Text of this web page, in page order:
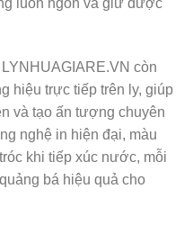
luôn ngon và giữ được
còn
hiệu trực tiếp trên ly, giúp
và tạo ấn tượng chuyên
nghệ in hiện đại, màu
khi tiếp xúc nước, mỗi
bá hiệu quả cho